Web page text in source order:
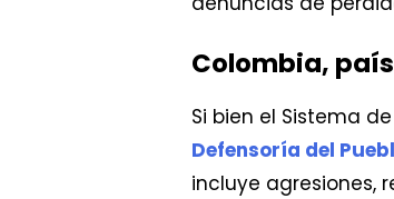
Colombia,
Si bien el Sistema
Defensoría del
incluye agresiones,